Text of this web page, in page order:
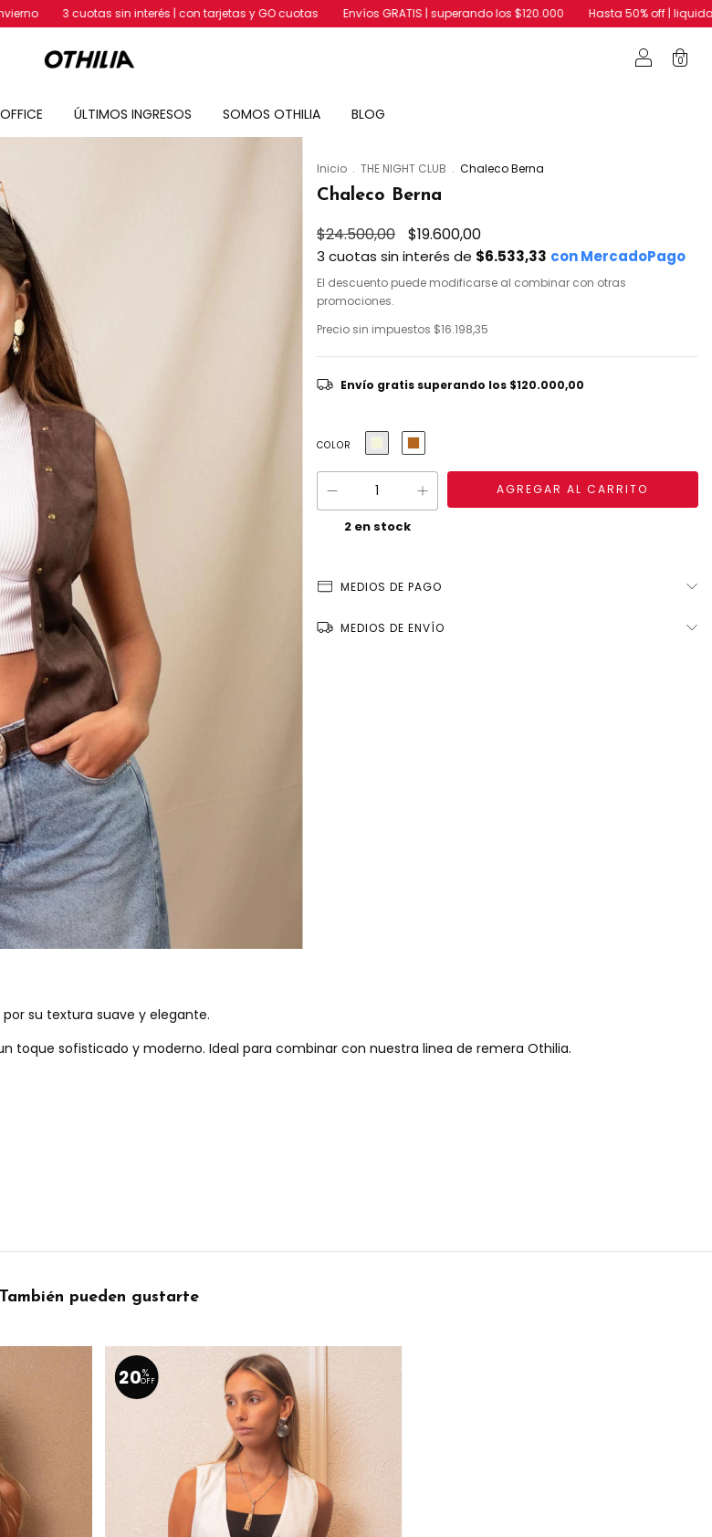
sin interés | con tarjetas y GO cuotas Envíos GRATIS | superando los $120.000 Hasta 50% off | liquidación de invierno
0
ÚLTIMOS INGRESOS SOMOS OTHILIA BLOG
Inicio . THE NIGHT CLUB . Chaleco Berna
Chaleco Berna
$24.500,00 $19.600,00
3 cuotas sin interés de $6.533,33
El descuento puede modificarse al combinar con otras
promociones.
Precio sin impuestos $16.198,35
Envío gratis superando los $120.000,00
COLOR
2en stock
MEDIOS DE PAGO
MEDIOS DE ENVÍO
su textura suave y elegante.
toque sofisticado y moderno. Ideal para combinar con nuestra linea de remera Othilia.
También pueden gustarte
20%
OFF